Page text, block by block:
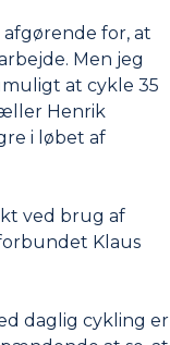
for, at
Men jeg
at cykle 35
Henrik
i løbet af
ved brug af
Klaus
daglig cykling er